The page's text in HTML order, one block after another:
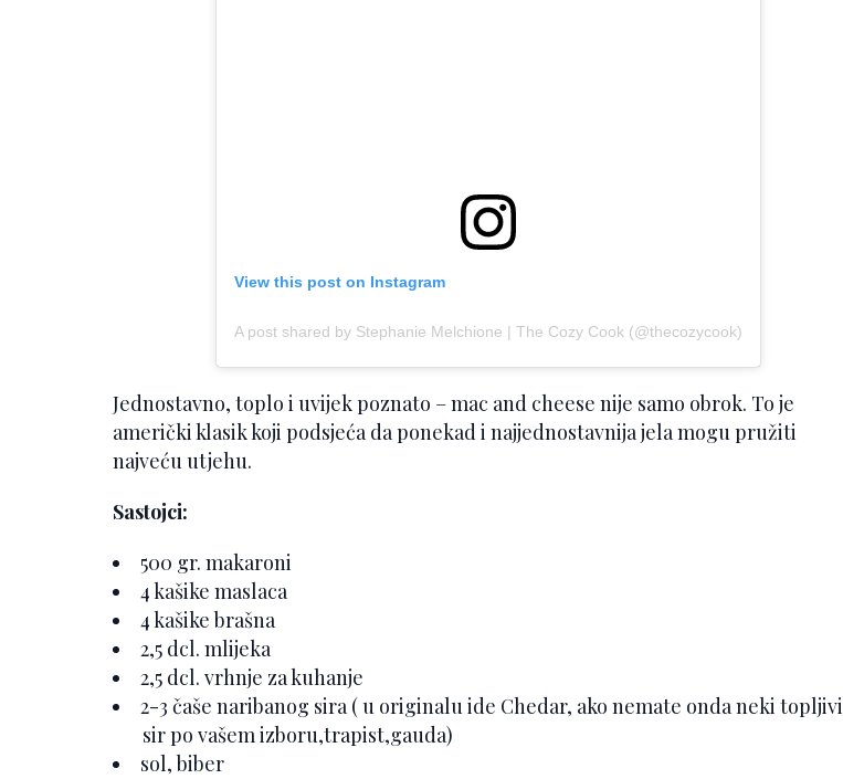
View this post on Instagram
A post shared by Stephanie Melchione | The Cozy Cook (@thecozycook)
Jednostavno, toplo i uvijek poznato – mac and cheese nije samo obrok. To je
američki klasik koji podsjeća da ponekad i najjednostavnija jela mogu pružiti
najveću utjehu.
Sastojci:
500 gr. makaroni
4 kašike maslaca
4 kašike brašna
2,5 dcl. mlijeka
2,5 dcl. vrhnje za kuhanje
2-3 čaše naribanog sira ( u originalu ide Chedar, ako nemate onda neki topljivi
sir po vašem izboru,trapist,gauda)
sol, biber